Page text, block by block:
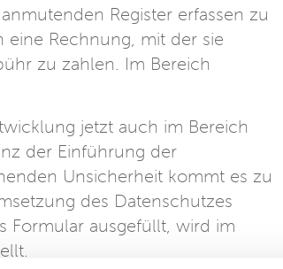
Register erfassen zu
eine Rechnung, mit der sie
zu zahlen. Im Bereich
jetzt auch im Bereich
der Einführung der
Unsicherheit kommt es zu
des Datenschutzes
Formular ausgefüllt, wird im